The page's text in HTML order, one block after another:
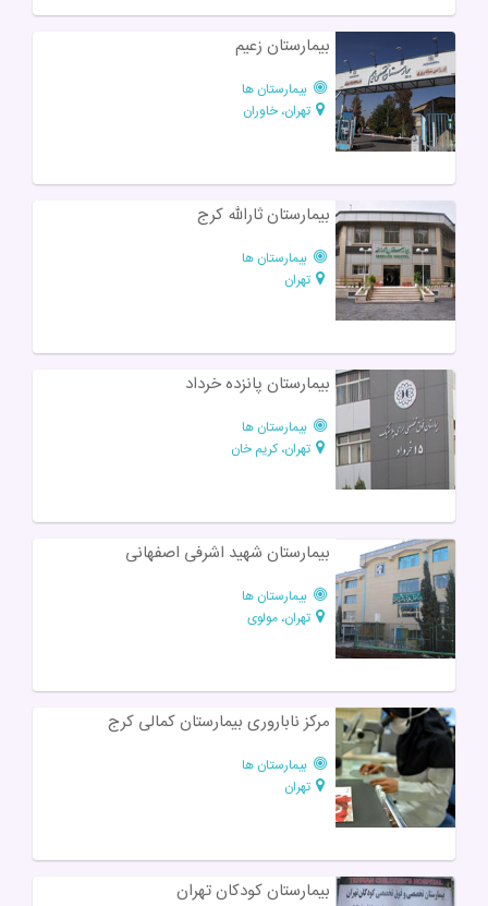
بیمارستان زعیم
بیمارستان ها
تهران، خاوران
بیمارستان ثارالله کرج
بیمارستان ها
تهران
بیمارستان پانزده خرداد
بیمارستان ها
تهران، کریم خان
بیمارستان شهید اشرفی اصفهانی
بیمارستان ها
تهران، مولوی
مرکز ناباروری بیمارستان کمالی کرج
بیمارستان ها
تهران
بيمارستان كودكان تهران